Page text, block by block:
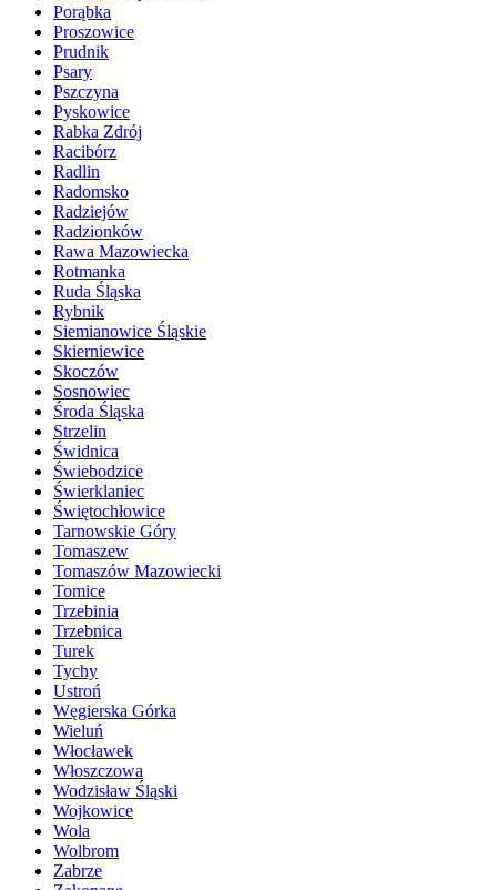
Porąbka
Proszowice
Prudnik
Psary
Pszczyna
Pyskowice
Rabka Zdrój
Racibórz
Radlin
Radomsko
Radziejów
Radzionków
Rawa Mazowiecka
Rotmanka
Ruda Śląska
Rybnik
Siemianowice Śląskie
Skierniewice
Skoczów
Sosnowiec
Środa Śląska
Strzelin
Świdnica
Świebodzice
Świerklaniec
Świętochłowice
Tarnowskie Góry
Tomaszew
Tomaszów Mazowiecki
Tomice
Trzebinia
Trzebnica
Turek
Tychy
Ustroń
Węgierska Górka
Wieluń
Włocławek
Włoszczowa
Wodzisław Śląski
Wojkowice
Wola
Wolbrom
Zabrze